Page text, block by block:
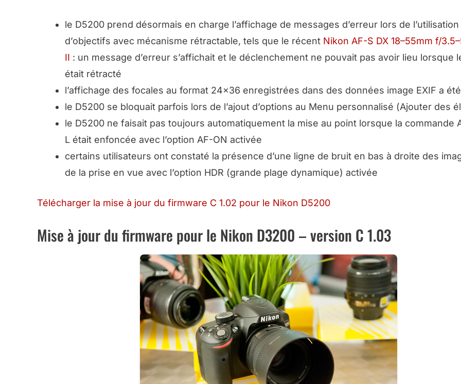
le D5200 prend désormais en charge l’affichage de messages d’erreur lors de l’utilisation
d’objectifs avec mécanisme rétractable, tels que le récent Nikon AF-S DX 18–55mm f/
II : un message d’erreur s’affichait et le déclenchement ne pouvait pas avoir lieu lorsque
était rétracté
l’affichage des focales au format 24×36 enregistrées dans des données image EXIF a
le D5200 se bloquait parfois lors de l’ajout d’options au Menu personnalisé (Ajouter des
le D5200 ne faisait pas toujours automatiquement la mise au point lorsque la commande
L était enfoncée avec l’option AF-ON activée
certains utilisateurs ont constaté la présence d’une ligne de bruit en bas à droite des
de la prise en vue avec l’option HDR (grande plage dynamique) activée
Télécharger la mise à jour du firmware C 1.02 pour le Nikon D5200
Mise à jour du firmware pour le Nikon D3200 – version C 1.03